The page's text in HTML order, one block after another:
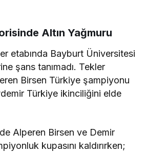
Altın Yağmuru
etabında Bayburt Üniversitesi
şans tanımadı. Tekler
Birsen Türkiye şampiyonu
Türkiye ikinciliğini elde
Alperen Birsen ve Demir
kupasını kaldırırken;